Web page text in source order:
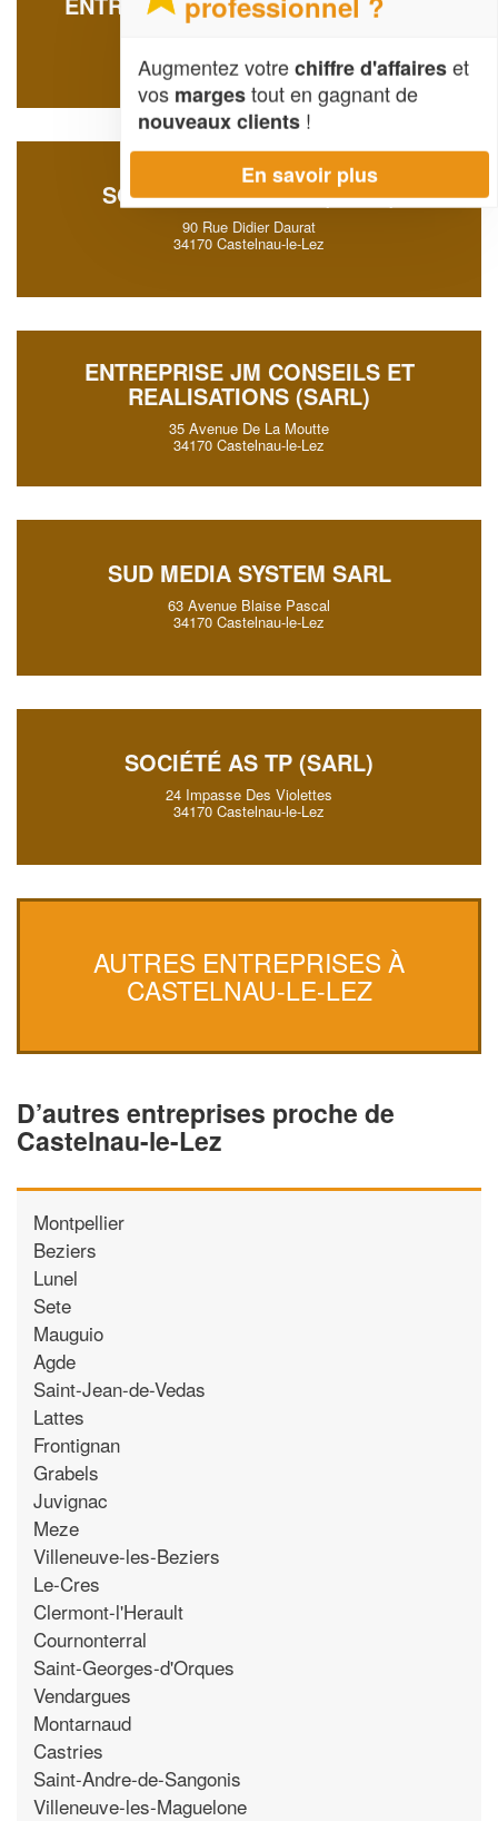
SOCIÉTÉ AQUABATI (SARL)
90 Rue Didier Daurat
34170 Castelnau-le-Lez
ENTREPRISE JM CONSEILS ET
REALISATIONS (SARL)
35 Avenue De La Moutte
34170 Castelnau-le-Lez
SUD MEDIA SYSTEM SARL
63 Avenue Blaise Pascal
34170 Castelnau-le-Lez
SOCIÉTÉ AS TP (SARL)
24 Impasse Des Violettes
34170 Castelnau-le-Lez
AUTRES ENTREPRISES À
CASTELNAU-LE-LEZ
D’autres entreprises proche de
Castelnau-le-Lez
Montpellier
Beziers
Lunel
Sete
Mauguio
Agde
Saint-Jean-de-Vedas
Lattes
Frontignan
Grabels
Juvignac
Meze
Villeneuve-les-Beziers
Le-Cres
Clermont-l'Herault
Cournonterral
Saint-Georges-d'Orques
Vendargues
Montarnaud
Castries
Saint-Andre-de-Sangonis
Villeneuve-les-Maguelone
Augmentez votrechiffre d'affaireset
vos margestout en gagnant de
nouveaux clients !
En savoir plus